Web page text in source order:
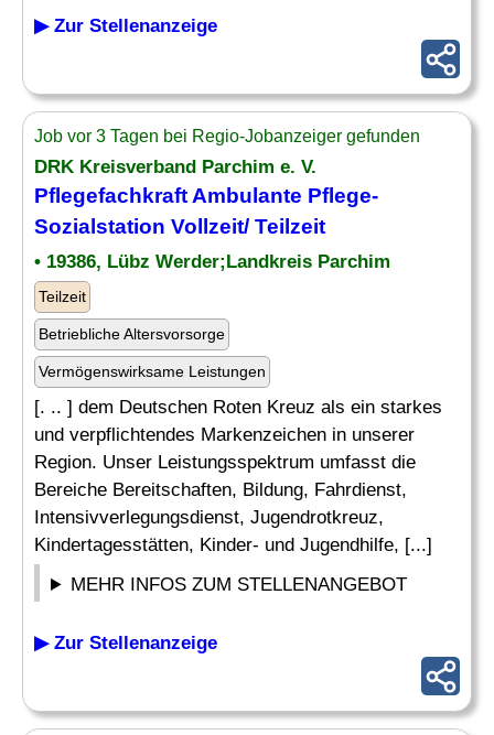
▶ Zur Stellenanzeige
Job vor 3 Tagen bei Regio-Jobanzeiger gefunden
DRK Kreisverband Parchim e. V.
Pflegefachkraft Ambulante Pflege-
Sozialstation Vollzeit/ Teilzeit
• 19386, Lübz Werder;Landkreis Parchim
Teilzeit
Betriebliche Altersvorsorge
Vermögenswirksame Leistungen
[. .. ] dem Deutschen Roten Kreuz als ein starkes
und verpflichtendes Markenzeichen in unserer
Region. Unser Leistungsspektrum umfasst die
Bereiche Bereitschaften, Bildung, Fahrdienst,
Intensivverlegungsdienst, Jugendrotkreuz,
Kindertagesstätten, Kinder- und Jugendhilfe, [...]
MEHR INFOS ZUM STELLENANGEBOT
▶ Zur Stellenanzeige